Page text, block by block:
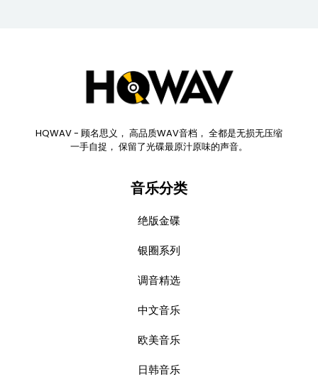
HQWAV - 顾名思义， 高品质WAV音档， 全都是无损无压缩
一手自捉， 保留了光碟最原汁原味的声音。
音乐分类
绝版金碟
银圈系列
调音精选
中文音乐
欧美音乐
日韩音乐